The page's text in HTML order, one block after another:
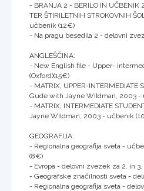
- BRANJA 2 - BERILO IN UČBENIK
TER ŠTIRILETNIH STROKOVNIH
učbenik (12€)
- Na pragu besedila 2 - delovni
ANGLEŠČINA:
- New English file - Upper-
(Oxford)(15€)
- MATRIX, UPPER-INTERMEDIATE
Gude with Jayne Wildman, 2003 -
- MATRIX, INTERMEDIATE
Jayne Wildman, 2003 - učbenik
GEOGRAFIJA:
- Regionalna geografija sveta -
(8€)
- Evropa - delovni zvezek za 2. in
- Geografske značilnosti sveta -
- Regionalna geografija sveta -